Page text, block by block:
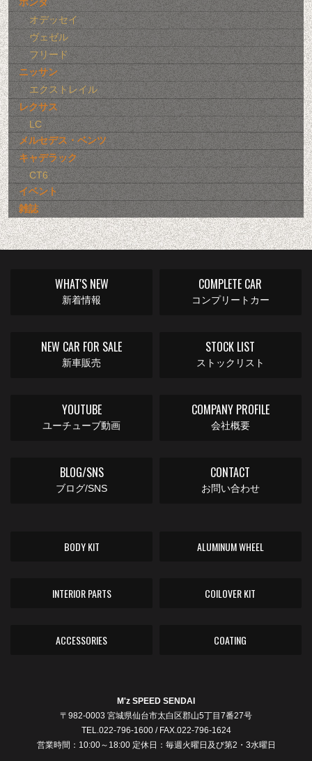
オデッセイ
ヴェゼル
フリード
ニッサン
エクストレイル
レクサス
LC
メルセデス・ベンツ
キャデラック
CT6
イベント
雑誌
WHAT'S NEW
新着情報
COMPLETE CAR
コンプリートカー
NEW CAR FOR SALE
新車販売
STOCK LIST
ストックリスト
YOUTUBE
ユーチューブ動画
COMPANY PROFILE
会社概要
BLOG/SNS
ブログ/SNS
CONTACT
お問い合わせ
BODY KIT ALUMINUM WHEEL
INTERIOR PARTS COILOVER KIT
ACCESSORIES COATING
M'z SPEED SENDAI
〒982-0003 宮城県仙台市太白区郡山5丁目7番27号
TEL.022-796-1600 / FAX.022-796-1624
営業時間：10:00～18:00 定休日：毎週火曜日及び第2・3水曜日